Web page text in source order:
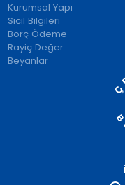
Kurumsal Yapı
Sicil Bilgileri
Borç Ödeme
Rayiç Değer
Beyanlar